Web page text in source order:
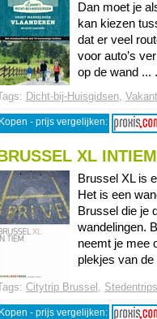
Dan moet je
kan kiezen
dat er veel
voor auto’s
op de wand ...
Dicht-bij-Huisgidsen,
Kopen - prijs vergelijken:
XL INTIEM
Brussel XL is
Het is een
Brussel die je
wandelingen.
neemt je mee
plekjes van
Citytrip Brussel , Stedentrips
Kopen - prijs vergelijken: